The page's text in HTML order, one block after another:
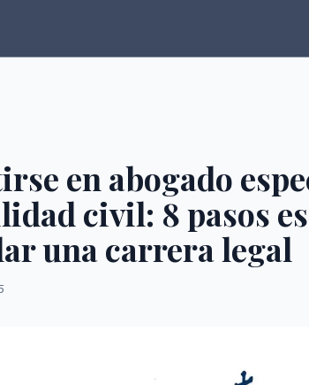
en abogado
civil: 8 pasos
una carrera legal